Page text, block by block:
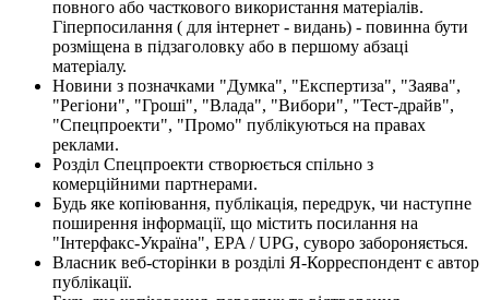
повного або часткового використання матеріалів.
Гіперпосилання ( для інтернет - видань) - повинна бути
розміщена в підзаголовку або в першому абзаці
матеріалу.
Новини з позначками "Думка", "Експертиза", "Заява",
"Регіони", "Гроші", "Влада", "Вибори", "Тест-драйв",
"Спецпроекти", "Промо" публікуються на правах
реклами.
Розділ Спецпроекти створюється спільно з
комерційними партнерами.
Будь яке копіювання, публікація, передрук, чи наступне
поширення інформації, що містить посилання на
"Інтерфакс-Україна", EPA / UPG, суворо забороняється.
Власник веб-сторінки в розділі Я-Корреспондент є автор
публікації.